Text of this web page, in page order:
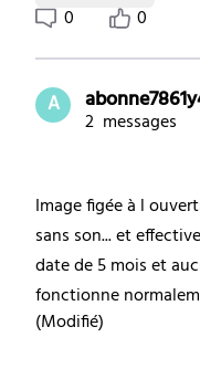
0
0
A
2 messages
Image figée à l
sans son... et
date de 5 mois et
fonctionne
(Modifié)